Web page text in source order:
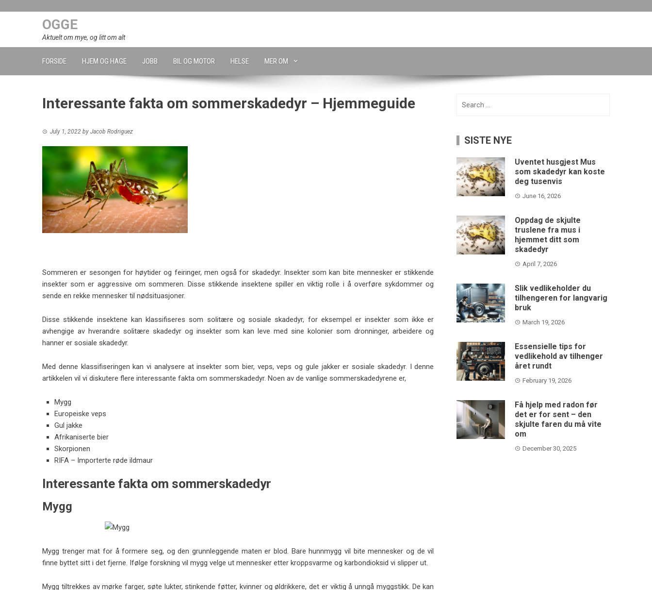
OGGE
Aktuelt om mye, og litt om alt
FORSIDE HJEM OG HAGE JOBB BIL OG MOTOR HELSE MER OM
Interessante fakta om sommerskadedyr – Hjemmeguide
July 1, 2022 by Jacob Rodriguez
Sommeren er sesongen for høytider og feiringer, men også for skadedyr. Insekter som kan bite mennesker er stikkende
insekter som er aggressive om sommeren. Disse stikkende insektene spiller en viktig rolle i å overføre sykdommer og
sende en rekke mennesker til nødsituasjoner.
Disse stikkende insektene kan klassifiseres som solitære og sosiale skadedyr, for eksempel er insekter som ikke er
avhengige av hverandre solitære skadedyr og insekter som kan leve med sine kolonier som dronninger, arbeidere og
hanner er sosiale skadedyr.
Med denne klassifiseringen kan vi analysere at insekter som bier, veps, veps og gule jakker er sosiale skadedyr. I denne
artikkelen vil vi diskutere flere interessante fakta om sommerskadedyr. Noen av de vanlige sommerskadedyrene er,
Mygg
Europeiske veps
Gul jakke
Afrikaniserte bier
Skorpionen
RIFA – Importerte røde ildmaur
Interessante fakta om sommerskadedyr
Mygg
Mygg trenger mat for å formere seg, og den grunnleggende maten er blod. Bare hunnmygg vil bite mennesker og de vil
finne byttet sitt i det fjerne. Ifølge forskning vil mygg velge ut mennesker etter kroppsvarme og karbondioksid vi slipper ut.
Mygg tiltrekkes av mørke farger, søte lukter, stinkende føtter, kvinner og øldrikkere, det er viktig å unngå myggstikk. De kan
SISTE NYE
Uventet husgjest Mus
som skadedyr kan koste
deg tusenvis
June 16, 2026
Oppdag de skjulte
truslene fra mus i
hjemmet ditt som
skadedyr
April 7, 2026
Slik vedlikeholder du
tilhengeren for langvarig
bruk
March 19, 2026
Essensielle tips for
vedlikehold av tilhenger
året rundt
February 19, 2026
Få hjelp med radon før
det er for sent – den
skjulte faren du må vite
om
December 30, 2025